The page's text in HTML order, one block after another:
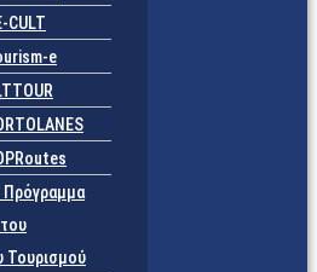
CULT
e
Τουρισμού